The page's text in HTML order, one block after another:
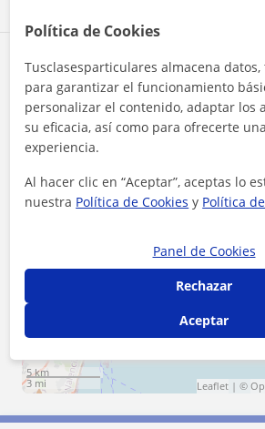
Zona de Marco
Localidades a las que se desplaza
Sant Joan D'Alacant
El Campello
Alicante (Ciudad)
5 km
3 mi
Leaflet | ©
Política de Cookies
Tusclasesparticulares almacena datos,
para garantizar el funcionamiento
personalizar el contenido, adaptar los
su eficacia, así como para ofrecerte
experiencia.
Al hacer clic en “Aceptar”, aceptas lo
nuestra Política de Cookies y Política
Panel de Cookies
Rechazar
Aceptar